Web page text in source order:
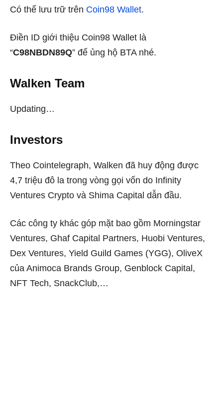
Có thể lưu trữ trên Coin98 Wallet.
Điền ID giới thiệu Coin98 Wallet là
“C98NBDN89Q” để ủng hộ BTA nhé.
Walken Team
Updating…
Investors
Theo Cointelegraph, Walken đã huy động được
4,7 triệu đô la trong vòng gọi vốn do Infinity
Ventures Crypto và Shima Capital dẫn đầu.
Các công ty khác góp mặt bao gồm Morningstar
Ventures, Ghaf Capital Partners, Huobi Ventures,
Dex Ventures, Yield Guild Games (YGG), OliveX
của Animoca Brands Group, Genblock Capital,
NFT Tech, SnackClub,…